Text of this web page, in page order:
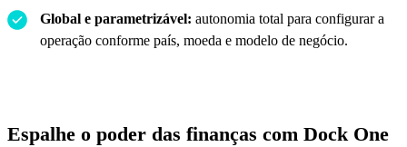
Global e parametrizável: autonomia total para configurar a
operação conforme país, moeda e modelo de negócio.
Espalhe o poder das finanças com Dock One